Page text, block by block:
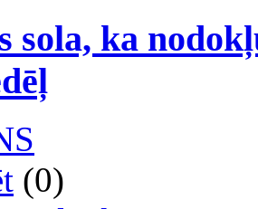
sola, ka
(0)